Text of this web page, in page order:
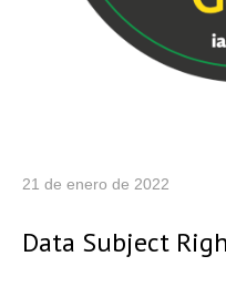
21 de enero de 2022
Data Subject